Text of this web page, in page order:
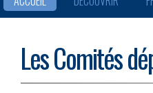
Les Comités